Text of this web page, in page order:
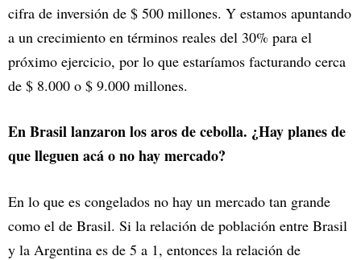
cifra de inversión de $ 500 millones. Y estamos apuntando
a un crecimiento en términos reales del 30% para el
próximo ejercicio, por lo que estaríamos facturando cerca
de $ 8.000 o $ 9.000 millones.
En Brasil lanzaron los aros de cebolla. ¿Hay planes de
que lleguen acá o no hay mercado?
En lo que es congelados no hay un mercado tan grande
como el de Brasil. Si la relación de población entre Brasil
y la Argentina es de 5 a 1, entonces la relación de